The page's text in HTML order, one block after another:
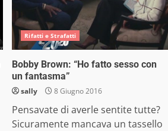
Rifatti e Strafatti
Bobby Brown: “Ho fatto sesso con
un fantasma”
sally 8 Giugno 2016
Pensavate di averle sentite tutte?
Sicuramente mancava un tassello